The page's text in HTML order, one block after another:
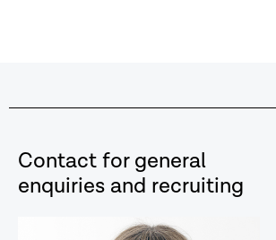
Contact for general
enquiries and recruiting